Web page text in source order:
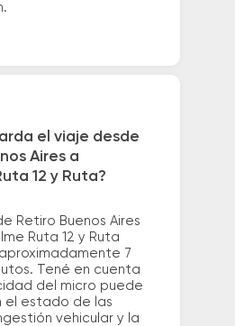
el viaje desde
Aires a
12 y Ruta?
Retiro Buenos Aires
Ruta 12 y Ruta
7
Tené en cuenta
del micro puede
el estado de las
vehicular y la